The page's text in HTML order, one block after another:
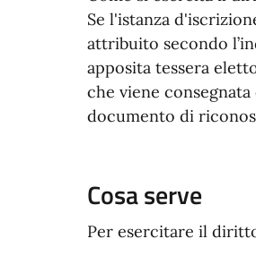
Se l'istanza
attribuito secondo
apposita tessera
che viene
documento di
Cosa serve
Per esercitare il